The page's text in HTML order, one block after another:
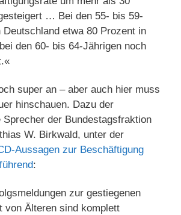
… Bei den 55- bis 59-
etwa 80 Prozent in
den 60- bis 64-Jährigen noch
super an – aber auch hier muss
hinschauen. Dazu der
Sprecher der Bundestagsfraktion
W. Birkwald, unter der
Aussagen zur Beschäftigung
:
zur gestiegenen
von Älteren sind komplett